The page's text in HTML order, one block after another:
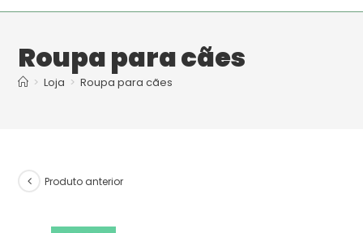
Roupa para cães
> Loja > Roupa para cães
Produto anterior